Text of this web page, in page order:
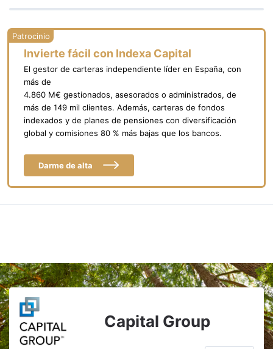
Invierte fácil con Indexa Capital
El gestor de carteras independiente líder en España, con
más de
4.860 M€ gestionados, asesorados o administrados, de
más de 149 mil clientes. Además, carteras de fondos
indexados y de planes de pensiones con diversificación
global y comisiones 80 % más bajas que los bancos.
Darme de alta
Capital Group